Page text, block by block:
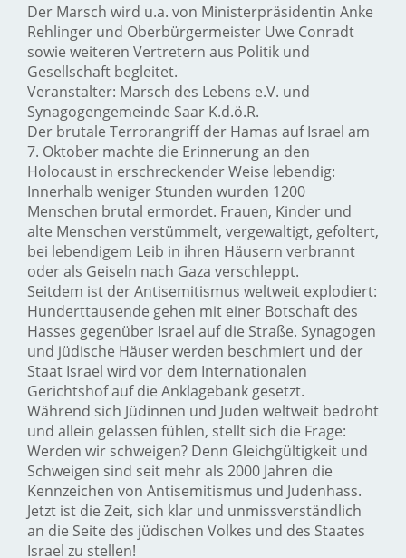
Der Marsch wird u.a. von Ministerpräsidentin Anke
Rehlinger und Oberbürgermeister Uwe Conradt
sowie weiteren Vertretern aus Politik und
Gesellschaft begleitet.
Veranstalter: Marsch des Lebens e.V. und
Synagogengemeinde Saar K.d.ö.R.
Der brutale Terrorangriff der Hamas auf Israel am
7. Oktober machte die Erinnerung an den
Holocaust in erschreckender Weise lebendig:
Innerhalb weniger Stunden wurden 1200
Menschen brutal ermordet. Frauen, Kinder und
alte Menschen verstümmelt, vergewaltigt, gefoltert,
bei lebendigem Leib in ihren Häusern verbrannt
oder als Geiseln nach Gaza verschleppt.
Seitdem ist der Antisemitismus weltweit explodiert:
Hunderttausende gehen mit einer Botschaft des
Hasses gegenüber Israel auf die Straße. Synagogen
und jüdische Häuser werden beschmiert und der
Staat Israel wird vor dem Internationalen
Gerichtshof auf die Anklagebank gesetzt.
Während sich Jüdinnen und Juden weltweit bedroht
und allein gelassen fühlen, stellt sich die Frage:
Werden wir schweigen? Denn Gleichgültigkeit und
Schweigen sind seit mehr als 2000 Jahren die
Kennzeichen von Antisemitismus und Judenhass.
Jetzt ist die Zeit, sich klar und unmissverständlich
an die Seite des jüdischen Volkes und des Staates
Israel zu stellen!